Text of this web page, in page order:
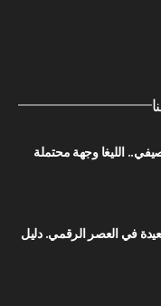
محتملة
الرقمي. دليل